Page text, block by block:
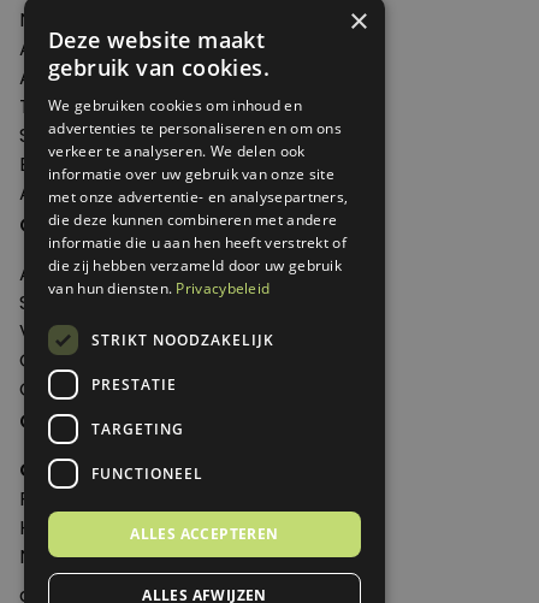
Nieuws
Artikelen
Agenda
Thema's
Shop
Edities
Abonneren
Over Genoeg
Adverteren
Samenwerken
Verkooppunten
Over Genoeg
Contact
Contactgegevens
Genoeg
Postbus 595 - 3700 AN Zeist
Huis ter Heideweg 13 - 3705MA Zeist
Nederland
genoeg@spabonneeservice.nl
×
Deze website maakt
gebruik van cookies.
We gebruiken cookies om inhoud en
advertenties te personaliseren en om ons
verkeer te analyseren. We delen ook
informatie over uw gebruik van onze site
met onze advertentie- en analysepartners,
die deze kunnen combineren met andere
informatie die u aan hen heeft verstrekt of
die zij hebben verzameld door uw gebruik
van hun diensten. Privacybeleid
STRIKT NOODZAKELIJK
PRESTATIE
TARGETING
FUNCTIONEEL
ALLES ACCEPTEREN
ALLES AFWIJZEN